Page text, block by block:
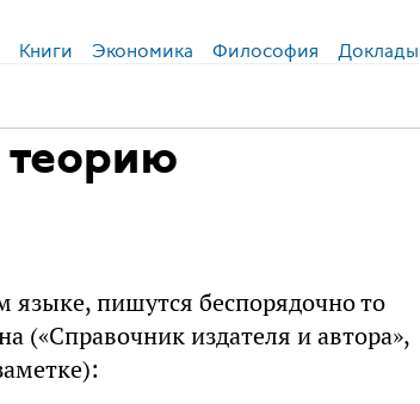
Книги Экономика Философия Доклады
теорию
языке, пишутся беспорядочно то
(«Справочник издателя и автора»,